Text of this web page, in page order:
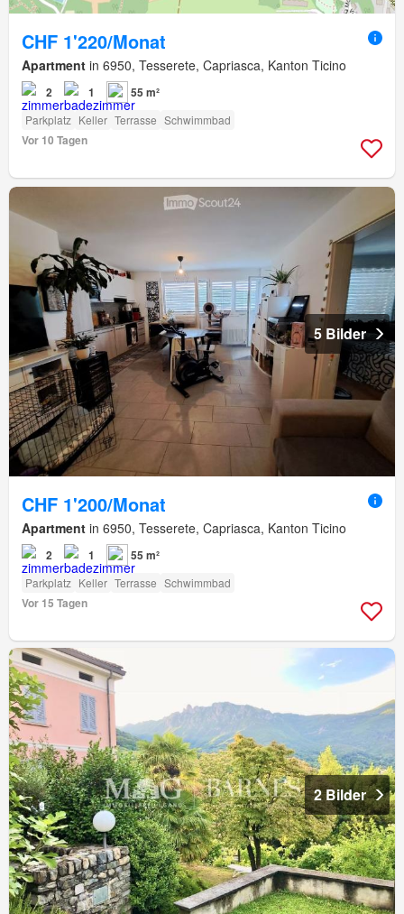
CHF 1'220/Monat
Apartment in 6950, Tesserete, Capriasca, Kanton Ticino
2 1 55 m²
Parkplatz Keller Terrasse Schwimmbad
Vor 10 Tagen
5 Bilder
CHF 1'200/Monat
Apartment in 6950, Tesserete, Capriasca, Kanton Ticino
2 1 55 m²
Parkplatz Keller Terrasse Schwimmbad
Vor 15 Tagen
2 Bilder